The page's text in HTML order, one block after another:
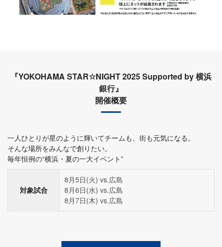
『YOKOHAMA STAR☆NIGHT 2025 Supported by 横浜
銀行』
開催概要
一人ひとりが星のように輝いてチームも、街も元気になる。
そんな場所をみんなで創りたい。
毎年恒例の“横浜・夏の一大イベント”
対象試合
8月5日(火) vs.広島
8月6日(水) vs.広島
8月7日(木) vs.広島